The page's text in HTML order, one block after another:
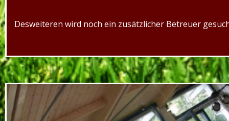
Desweiteren wird noch ein zusätzlicher Betreuer